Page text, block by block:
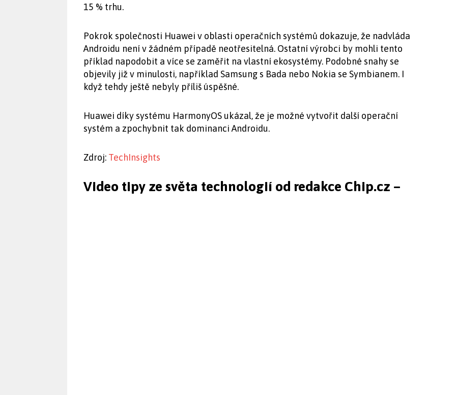
15 % trhu.
Pokrok společnosti Huawei v oblasti operačních systémů dokazuje, že nadvláda
Androidu není v žádném případě neotřesitelná. Ostatní výrobci by mohli tento
příklad napodobit a více se zaměřit na vlastní ekosystémy. Podobné snahy se
objevily již v minulosti, například Samsung s Bada nebo Nokia se Symbianem. I
když tehdy ještě nebyly příliš úspěšné.
Huawei díky systému HarmonyOS ukázal, že je možné vytvořit další operační
systém a zpochybnit tak dominanci Androidu.
Zdroj: TechInsights
Video tipy ze světa technologií od redakce Chip.cz –